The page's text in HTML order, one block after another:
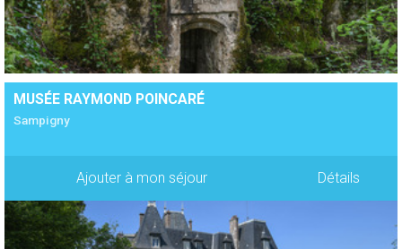
MUSÉE RAYMOND POINCARÉ
Sampigny
Ajouter à mon séjour Détails